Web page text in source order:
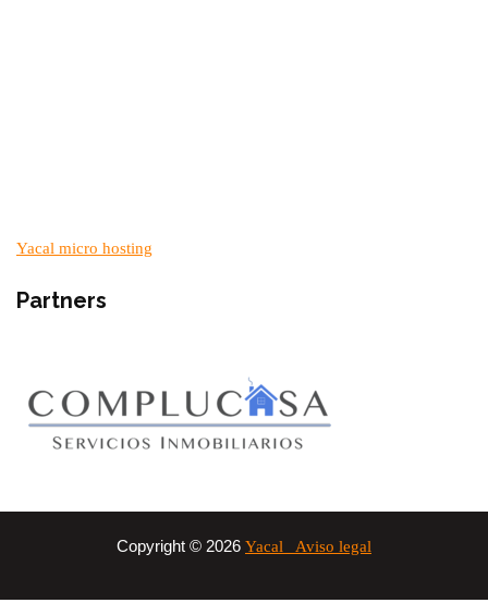
Yacal micro hosting
Partners
Copyright © 2026 Yacal Aviso legal